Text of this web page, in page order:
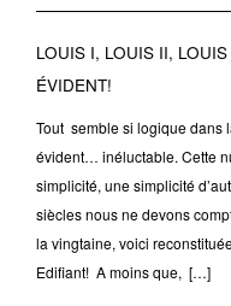
LOUIS I, LOUIS II,
ÉVIDENT!
Tout semble si logique dans
évident… inéluctable. Cette
simplicité, une simplicité
siècles nous ne devons
la vingtaine, voici
Edifiant! A moins que, […]